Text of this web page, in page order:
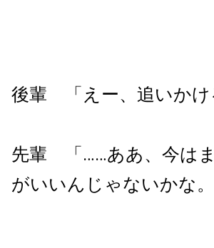
後輩 「えー、追いかけ
先輩 「……ああ、今は
がいいんじゃないかな。